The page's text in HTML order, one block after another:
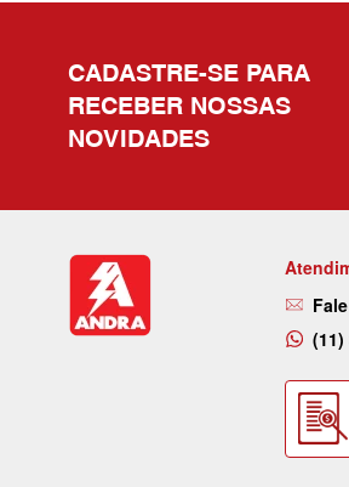
CADASTRE-SE PARA
RECEBER NOSSAS
NOVIDADES
(11)